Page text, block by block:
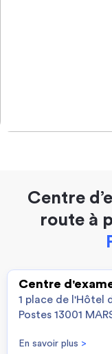
Centre
route à
Centre
1 place de l'Hôtel
Postes 13001
En savoir plus >